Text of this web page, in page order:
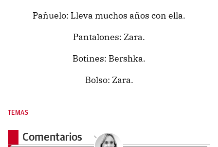
Pañuelo: Lleva muchos años con ella.
Pantalones: Zara.
Botines: Bershka.
Bolso: Zara.
TEMAS
Comentarios